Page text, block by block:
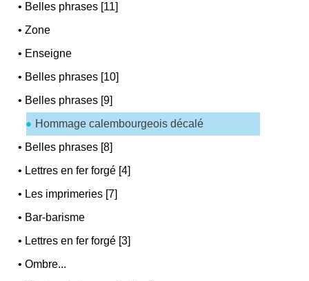
• Belles phrases [11]
•Zone
• Enseigne
• Belles phrases [10]
• Belles phrases [9]
Hommage calembourgeois décalé
• Belles phrases [8]
• Lettres en fer forgé [4]
• Les imprimeries [7]
• Bar-barisme
• Lettres en fer forgé [3]
•Ombre...